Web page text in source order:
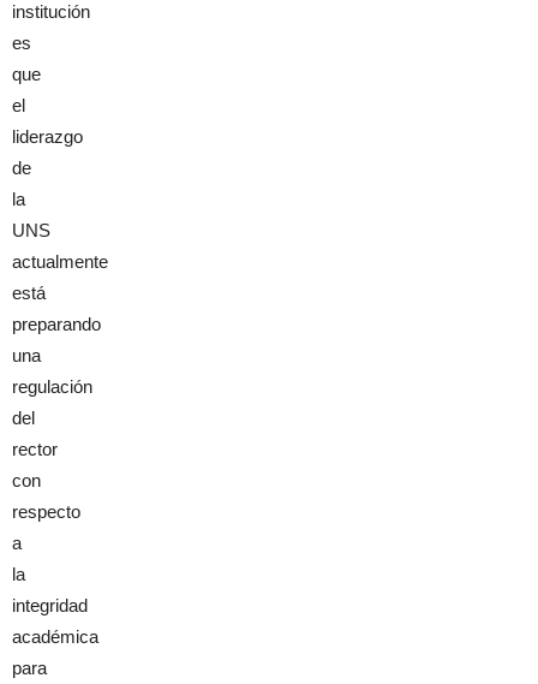
institución
es
que
el
liderazgo
de
la
UNS
actualmente
está
preparando
una
regulación
del
rector
con
respecto
a
la
integridad
académica
para